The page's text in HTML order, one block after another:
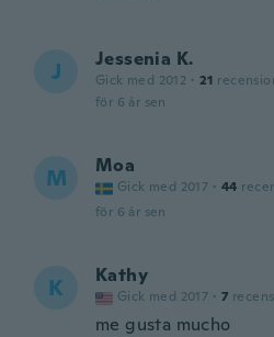
J Jessenia K.
Gick med 2012 · 21
för 6 år sen
M Moa
Gick med 2017 · 44
för 6 år sen
K Kathy
Gick med 2017 · 7
me gusta mucho